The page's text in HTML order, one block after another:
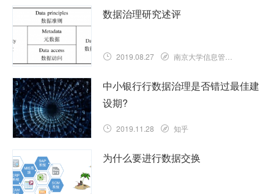
数据治理研究述评
2019.08.27 南京大学信息管理学院
中小银行行数据治理是否错过最佳建
设期?
2019.11.28 知乎
为什么要进行数据交换